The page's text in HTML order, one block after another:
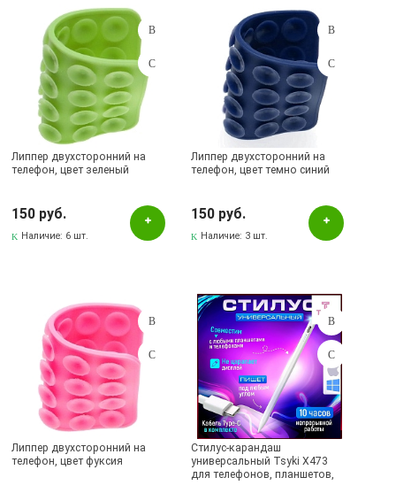
Розовый
Серебристый
Серый
Синий
Сиреневый
Фиолетовый
черный
Черный
KOOSDA
Tsyki
Yesido
Наличие в магазинах
Pаспределительный центр
Липпер двухсторонний на
телефон, цвет зеленый
150 руб.
Наличие: 6 шт.
Липпер двухсторонний на
телефон, цвет темно синий
150 руб.
Наличие: 3 шт.
Липпер двухсторонний на
телефон, цвет фуксия
Стилус-карандаш
универсальный Tsyki X473
для телефонов, планшетов,